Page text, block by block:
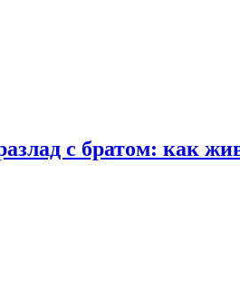
с братом: как